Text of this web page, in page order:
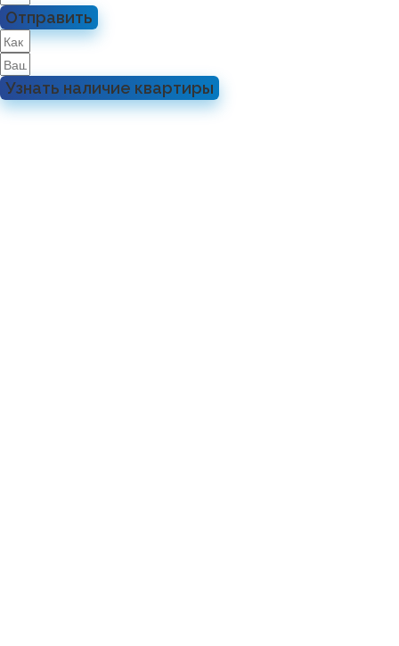
Отправить
Узнать наличие квартиры